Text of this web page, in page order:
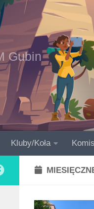
Gubin
Kluby/Koła